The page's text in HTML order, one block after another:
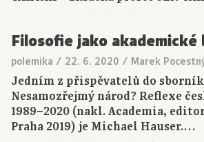
Filosofie jako akademické
polemika / 22. 6. 2020 / Marek
Jedním z přispěvatelů do
Nesamozřejmý národ? Reflexe
1989–2020 (nakl. Academia,
Praha 2019) je Michael Hauser.…